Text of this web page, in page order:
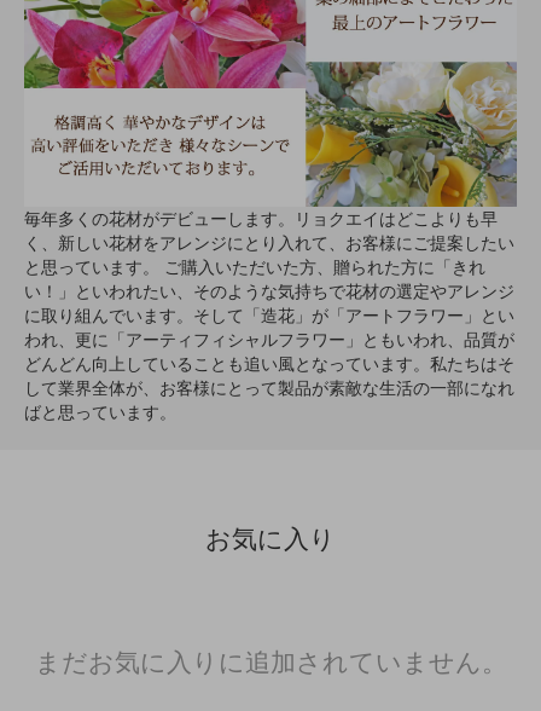
毎年多くの花材がデビューします。リョクエイはどこよりも早
く、新しい花材をアレンジにとり入れて、お客様にご提案したい
と思っています。 ご購入いただいた方、贈られた方に「きれ
い！」といわれたい、そのような気持ちで花材の選定やアレンジ
に取り組んでいます。そして「造花」が「アートフラワー」とい
われ、更に「アーティフィシャルフラワー」ともいわれ、品質が
どんどん向上していることも追い風となっています。私たちはそ
して業界全体が、お客様にとって製品が素敵な生活の一部になれ
ばと思っています。
お気に入り
まだお気に入りに追加されていません。